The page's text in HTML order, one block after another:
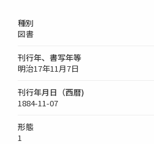
種別
図書
刊行年、書写年等
明治17年11月7日
刊行年月日（西暦)
1884-11-07
形態
1